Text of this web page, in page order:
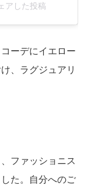
アした投稿
ーデにイエロー
、ラグジュアリ
ファッショニス
た。自分へのご